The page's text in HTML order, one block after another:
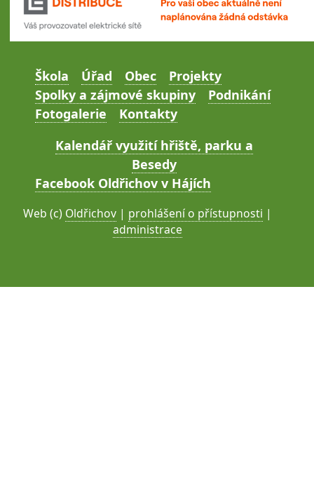
Škola Úřad Obec
Projekty
Spolky a zájmové skupiny
Podnikání
Fotogalerie
Kontakty
Kalendář využití hřiště, parku a
Besedy
Facebook Oldřichov v Hájích
Web (c) Oldřichov | prohlášení o přístupnosti |
administrace